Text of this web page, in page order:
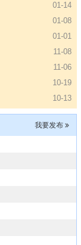
01-14
01-08
01-01
11-08
11-06
10-19
10-13
10-13
09-27
我要发布